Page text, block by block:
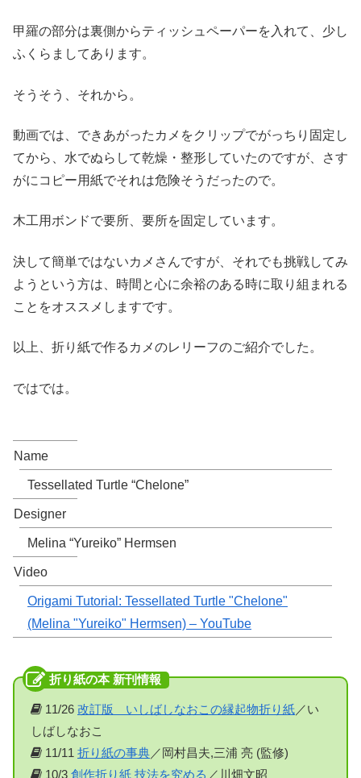
甲羅の部分は裏側からティッシュペーパーを入れて、少し
ふくらましてあります。
そうそう、それから。
動画では、できあがったカメをクリップでがっちり固定し
てから、水でぬらして乾燥・整形していたのですが、さす
がにコピー用紙でそれは危険そうだったので。
木工用ボンドで要所、要所を固定しています。
決して簡単ではないカメさんですが、それでも挑戦してみ
ようという方は、時間と心に余裕のある時に取り組まれる
ことをオススメしますです。
以上、折り紙で作るカメのレリーフのご紹介でした。
ではでは。
Name
Tessellated Turtle “Chelone”
Designer
Melina “Yureiko” Hermsen
Video
Origami Tutorial: Tessellated Turtle "Chelone"
(Melina "Yureiko" Hermsen) – YouTube
11/26 改訂版 いしばしなおこの縁起物折り紙／い
しばしなおこ
11/11 折り紙の事典／岡村昌夫,三浦 亮 (監修)
10/3 創作折り紙 技法を究める ／川畑文昭